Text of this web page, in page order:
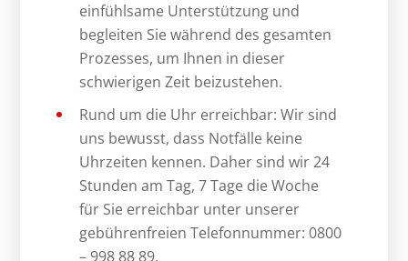
einfühlsame Unterstützung und
begleiten Sie während des gesamten
Prozesses, um Ihnen in dieser
schwierigen Zeit beizustehen.
Rund um die Uhr erreichbar: Wir sind
uns bewusst, dass Notfälle keine
Uhrzeiten kennen. Daher sind wir 24
Stunden am Tag, 7 Tage die Woche
für Sie erreichbar unter unserer
gebührenfreien Telefonnummer: 0800
– 998 88 89.